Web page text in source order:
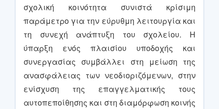
σχολική κοινότητα συνιστά κρίσιμη
παράμετρο για την εύρυθμη λειτουργία και
τη συνεχή ανάπτυξη του σχολείου. Η
ύπαρξη ενός πλαισίου υποδοχής και
συνεργασίας συμβάλλει στη μείωση της
ανασφάλειας των νεοδιοριζόμενων, στην
ενίσχυση της επαγγελματικής τους
αυτοπεποίθησης και στη διαμόρφωση κοινής